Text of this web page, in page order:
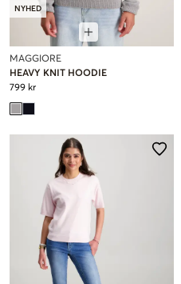
NYHED
MAGGIORE
HEAVY KNIT HOODIE
799 kr